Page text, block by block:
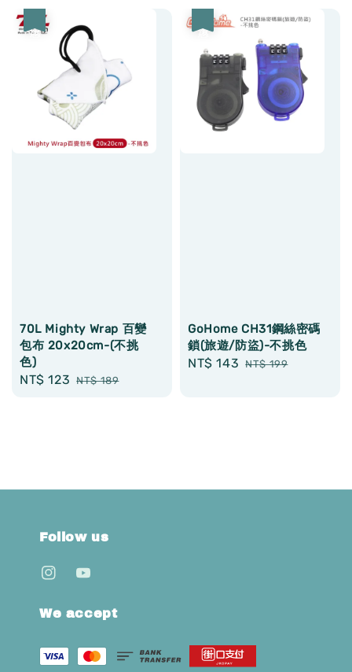
70L Mighty Wrap 百變
包布 20x20cm-(不挑
色)
Sale
NT$ 123 Regular
NT$ 189
GoHome CH31鋼絲密碼
鎖(旅遊/防盜)-不挑色
Sale
NT$ 143 Regular
NT$ 199
Follow us
We accept